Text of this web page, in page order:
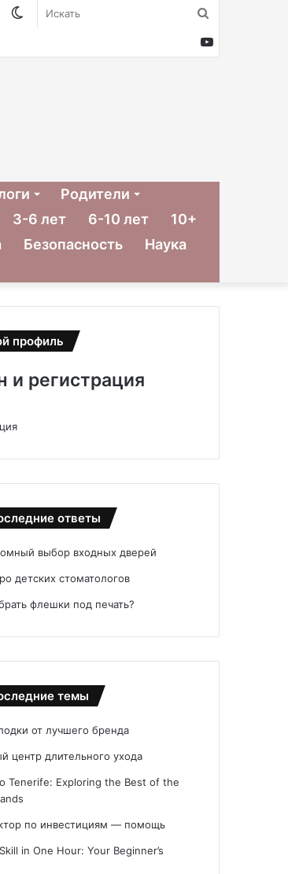
Switch
Случайная
YouTube
Родители
3-6 лет 6-10 лет
10+
Безопасность
Наука
профиль
и регистрация
ответы
выбор входных дверей
детских стоматологов
флешки под печать?
темы
от лучшего бренда
центр длительного ухода
Tenerife: Exploring the Best of the
по инвестициям — помощь
in One Hour: Your Beginner’s